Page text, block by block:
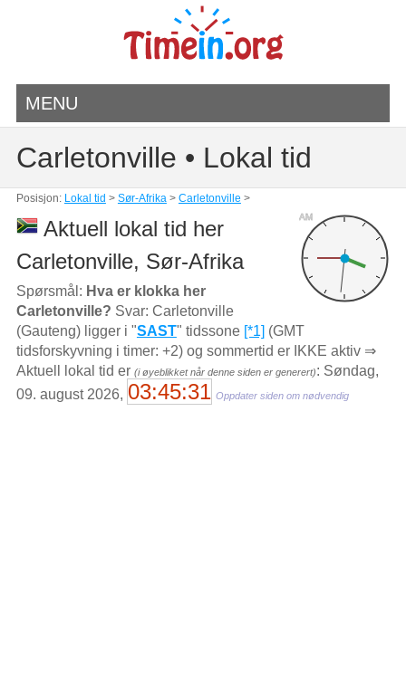
MENU
Carletonville • Lokal tid
Posisjon: Lokal tid > Sør-Afrika> Carletonville >
AM
Aktuell lokal tid her
Carletonville, Sør-Afrika
Spørsmål: Hva er klokka her
Carletonville? Svar: Carletonville
(Gauteng) ligger i "SAST" tidssone [*1] (GMT
tidsforskyvning i timer: +2) og sommertid er IKKE aktiv ⇒
Aktuell lokal tid er (i øyeblikket når denne siden er generert): Søndag,
09. august 2026, 03:45:31 Oppdater siden om nødvendig